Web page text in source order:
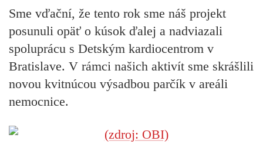
Sme vďační, že tento rok sme náš projekt
posunuli opäť o kúsok ďalej a nadviazali
spoluprácu s Detským kardiocentrom v
Bratislave. V rámci našich aktivít sme skrášlili
novou kvitnúcou výsadbou parčík v areáli
nemocnice.